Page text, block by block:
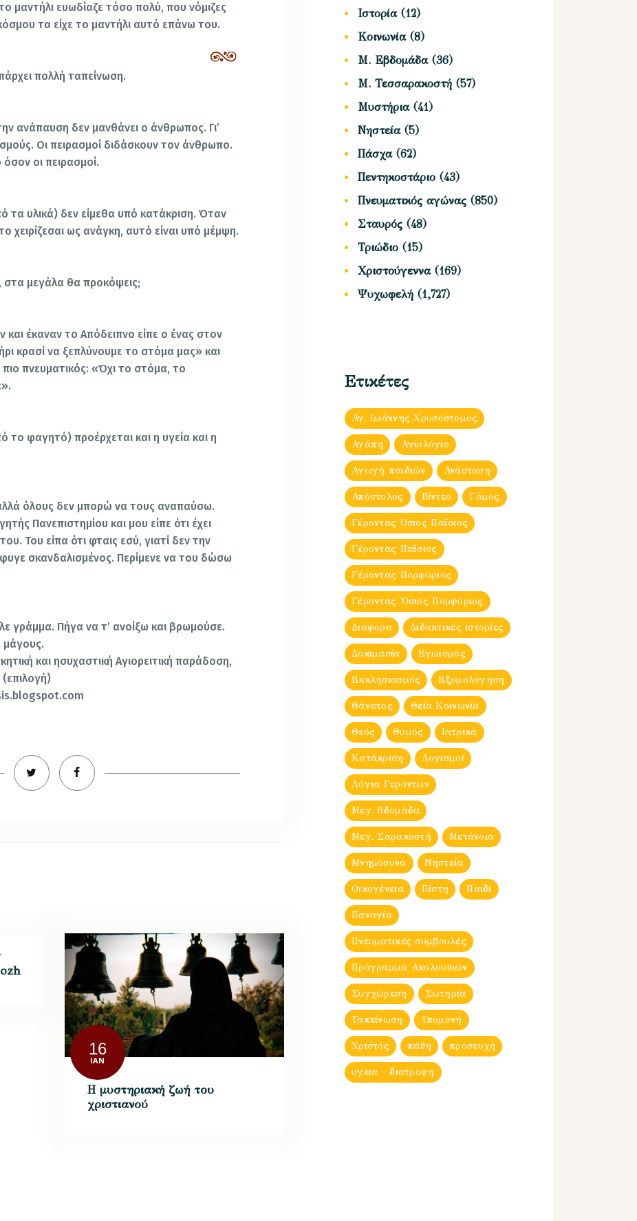
μαντήλι ευωδίαζε τόσο πολύ, που νόμιζες
τα είχε το μαντήλι αυτό επάνω του.
πολλή ταπείνωση.
ανάπαυση δεν μανθάνει ο άνθρωπος. Γι’
Οι πειρασμοί διδάσκουν τον άνθρωπο.
οι πειρασμοί.
τα υλικά) δεν είμεθα υπό κατάκριση. Όταν
χειρίζεσαι ως ανάγκη, αυτό είναι υπό μέμψη.
στα μεγάλα θα προκόψεις;
έκαναν το Απόδειπνο είπε ο ένας στον
κρασί να ξεπλύνουμε το στόμα μας» και
πνευματικός: «Όχι το στόμα, το
φαγητό) προέρχεται και η υγεία και η
όλους δεν μπορώ να τους αναπαύσω.
Πανεπιστημίου και μου είπε ότι έχει
Του είπα ότι φταις εσύ, γιατί δεν την
σκανδαλισμένος. Περίμενε να του δώσω
γράμμα. Πήγα να τ’ ανοίξω και βρωμούσε.
μάγους.
και ησυχαστική Αγιορειτική παράδοση,
16
ΙΑΝ
Η μυστηριακή ζωή του
χριστιανού
Ιστορία(12)
Κοινωνία(8)
Μ. Εβδομάδα(36)
Μ. Τεσσαρακοστή (57)
Μυστήρια(41)
Νηστεία(5)
Πάσχα(62)
Πεντηκοστάριο (43)
Πνευματικός αγώνας (850)
Σταυρός (48)
Τριώδιο (15)
Χριστούγεννα(169)
Ψυχωφελή (1,727)
Ετικέτες
Αγ. Ιωάννης Χρυσόστομος
Αγάπη Αγιολόγιο
Αγωγή παιδιών Ανάσταση
Απόστολος Βίντεο Γάμος
Γέροντας Όσιος Παΐσιος
Γέροντας Παΐσιος
Γέροντας Πορφύριος
Γέροντας Ὀσιος Πορφύριος
Διάφορα Διδακτικές ιστορίες
Δοκιμασία Εγωισμός
Εκκλησιασμός Εξομολόγηση
Θάνατος Θεία Κοινωνία
Θεός Θυμός Ιατρικά
Κατάκριση Λογισμοί
Λόγια Γερόντων
Μεγ. Βδομἀδα
Μεγ. Σαρακοστή Μετάνοια
Μνημόσυνα Νηστεία
Οικογένεια Πίστη Παιδί
Παναγία
Πνευματικές συμβουλές
Πρόγραμμα Ακολουθιών
Συγχώρεση Σωτηρία
Ταπείνωση Υπομονή
Χριστός πάθη προσευχή
υγεια - διατροφη